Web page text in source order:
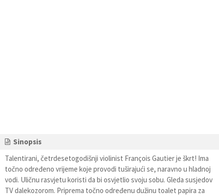
Sinopsis
Talentirani, četrdesetogodišnji violinist François Gautier je škrt! Ima
točno određeno vrijeme koje provodi tuširajući se, naravno u hladnoj
vodi. Uličnu rasvjetu koristi da bi osvjetlio svoju sobu. Gleda susjedov
TV dalekozorom. Priprema točno određenu dužinu toalet papira za